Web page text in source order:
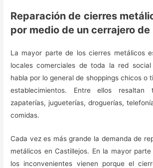
Reparación de cierres
por medio de un cerrajero
La mayor parte de los cierres metálicos
locales comerciales de toda la red
habla por lo general de shoppings chicos o
establecimientos. Entre ellos resaltan
zapaterías, jugueterías, droguerías,
comidas.
Cada vez es más grande la demanda de
metálicos en Castillejos. En la mayor
los inconvenientes vienen porque el